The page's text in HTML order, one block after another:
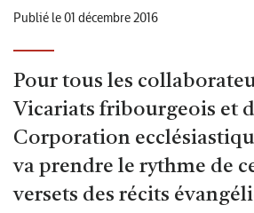
Publié le 01 décembre 2016
Pour tous les
Vicariats fribourgeois et
Corporation
va prendre le rythme de
versets des récits